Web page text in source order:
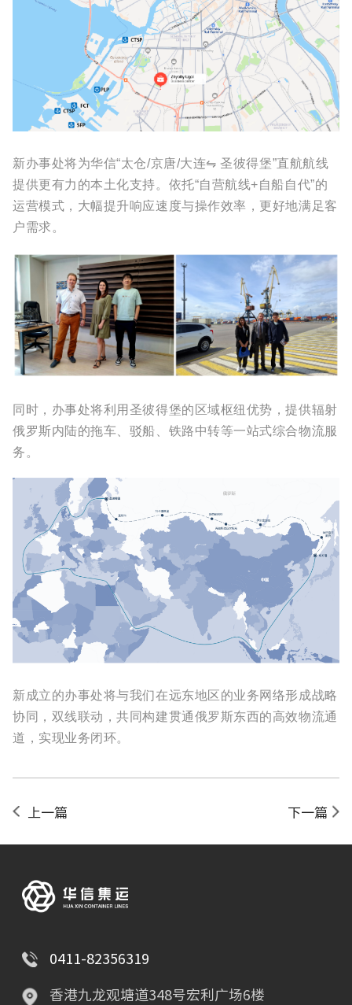
新办事处将为华信“太仓/京唐/大连⇋ 圣彼得堡”直航航线
提供更有力的本土化支持。依托“自营航线+自船自代”的
运营模式，大幅提升响应速度与操作效率，更好地满足客
户需求。
同时，办事处将利用圣彼得堡的区域枢纽优势，提供辐射
俄罗斯内陆的拖车、驳船、铁路中转等一站式综合物流服
务。
新成立的办事处将与我们在远东地区的业务网络形成战略
协同，双线联动，共同构建贯通俄罗斯东西的高效物流通
道，实现业务闭环。
上一篇 下一篇
0411-82356319
香港九龙观塘道348号宏利广场6楼